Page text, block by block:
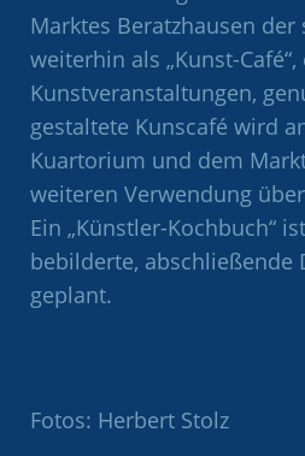
Marktes Beratzhausen der
weiterhin als „Kunst-
Kunstveranstaltungen,
gestaltete Kunscafé wird
Kuartorium und dem
weiteren Verwendung
Ein „Künstler-Kochbuch“
bebilderte, abschließende
geplant.
Fotos: Herbert Stolz